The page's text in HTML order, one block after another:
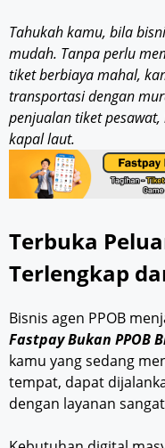
Tahukah kamu, bila
mudah. Tanpa perlu
tiket berbiaya mahal,
transportasi dengan
penjualan tiket
kapal laut.
Terbuka
Terlengkap
Bisnis agen PPOB
Fastpay Bukan PPOB
kamu yang sedang
tempat, dapat
dengan layanan